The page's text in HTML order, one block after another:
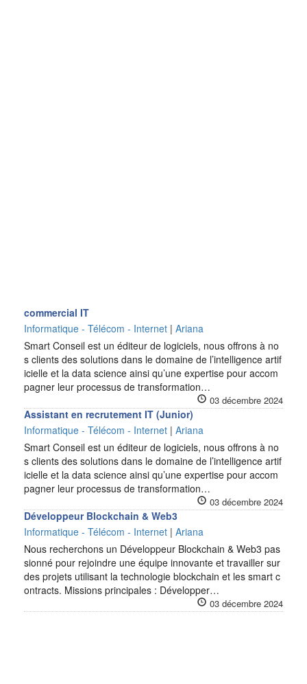
commercial IT
Informatique - Télécom - Internet | Ariana
Smart Conseil est un éditeur de logiciels, nous offrons à no
s clients des solutions dans le domaine de l’intelligence artif
icielle et la data science ainsi qu’une expertise pour accom
pagner leur processus de transformation…
03 décembre 2024
Assistant en recrutement IT (Junior)
Informatique - Télécom - Internet | Ariana
Smart Conseil est un éditeur de logiciels, nous offrons à no
s clients des solutions dans le domaine de l’intelligence artif
icielle et la data science ainsi qu’une expertise pour accom
pagner leur processus de transformation…
03 décembre 2024
Développeur Blockchain & Web3
Informatique - Télécom - Internet | Ariana
Nous recherchons un Développeur Blockchain & Web3 pas
sionné pour rejoindre une équipe innovante et travailler sur
des projets utilisant la technologie blockchain et les smart c
ontracts. Missions principales : Développer…
03 décembre 2024